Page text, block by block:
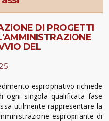
DI PROGETTI
DEL
espropriativo richiede
ogni singola qualificata fase
utilmente rappresentare la
espropriante di